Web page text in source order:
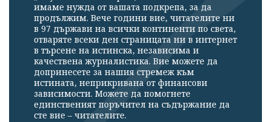
имаме нужда от вашата подкрепа, за да
продължим. Вече години вие, читателите ни
в 97 държави на всички континенти по света,
отваряте всеки ден страницата ни в интернет
в търсене на истинска, независима и
качествена журналистика. Вие можете да
допринесете за нашия стремеж към
истината, неприкривана от финансови
зависимости. Можете да помогнете
единственият поръчител на съдържание да
сте вие – читателите.